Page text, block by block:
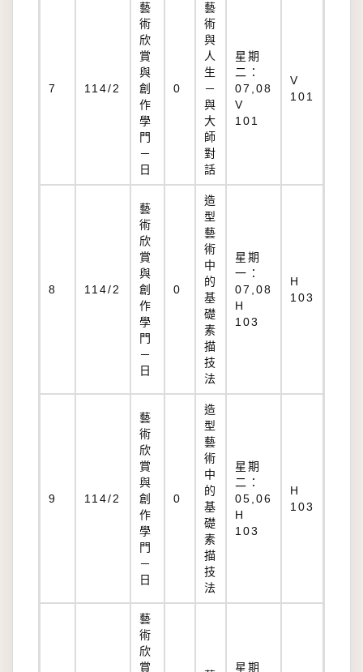
7 114/2
藝
術
欣
賞
與
創
作
學
門
－
日
0
藝
術
與
人
生
－
與
大
師
對
話
星期
二：
07,08
V
101
V
101
8 114/2
藝
術
欣
賞
與
創
作
學
門
－
日
0
造
型
藝
術
中
的
基
礎
素
描
技
法
星期
一：
07,08
H
103
H
103
9 114/2
藝
術
欣
賞
與
創
作
學
門
－
日
0
造
型
藝
術
中
的
基
礎
素
描
技
法
星期
二：
05,06
H
103
H
103
藝
術
欣
賞
星期